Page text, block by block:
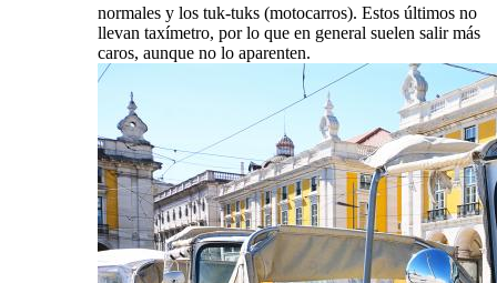
normales y los tuk-tuks (motocarros). Estos últimos no
llevan taxímetro, por lo que en general suelen salir más
caros, aunque no lo aparenten.